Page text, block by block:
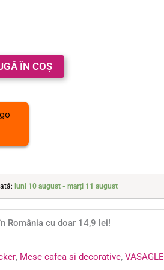
ÎN COȘ
luni 10 august - marți 11 august
România cu doar 14,9 lei!
, Mese cafea si decorative,VASAGLE